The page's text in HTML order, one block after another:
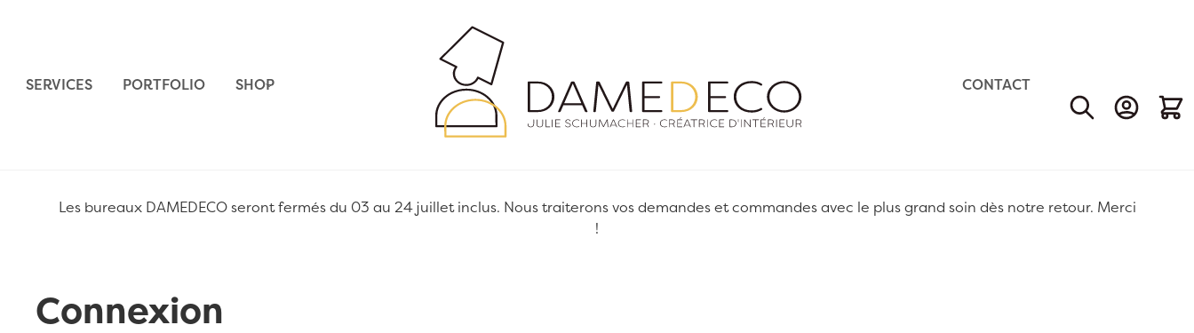
SERVICES PORTFOLIO SHOP CONTACT
Les bureaux DAMEDECO seront fermés du 03 au 24 juillet inclus. Nous traiterons vos demandes et commandes avec le plus grand soin dès notre retour. Merci
!
Connexion